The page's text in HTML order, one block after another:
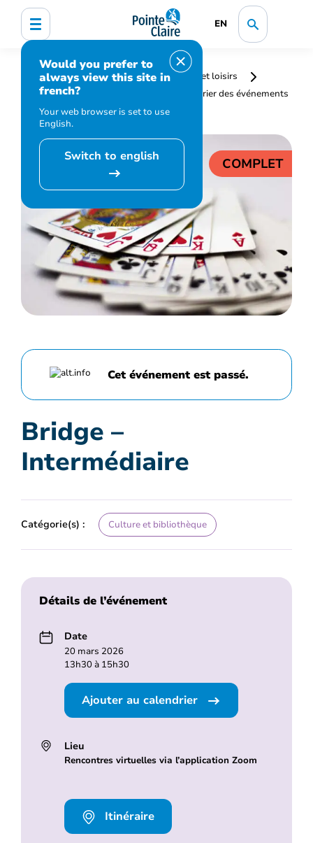
EN
Would you prefer to
always view this site in
french?
Your web browser is set to use
English.
Switch to english
Accueil
Bibliothèque, culture, sports et loisirs
Programmation et inscription
Calendrier des événements
et activités
Bridge – Intermédiaire
COMPLET
Cet événement est passé.
Bridge –
Intermédiaire
Catégorie(s) : Culture et bibliothèque
Détails de l’événement
Date
20 mars 2026
13h30 à 15h30
Ajouter au calendrier
Lieu
Rencontres virtuelles via l’application Zoom
Itinéraire